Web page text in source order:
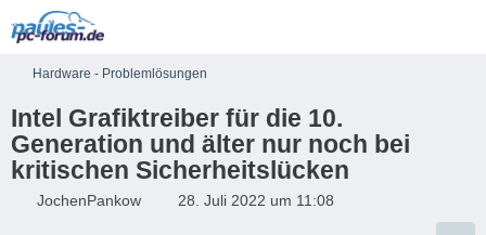
Hardware - Problemlösungen
Intel Grafiktreiber für die 10.
Generation und älter nur noch bei
kritischen Sicherheitslücken
JochenPankow 28. Juli 2022 um 11:08